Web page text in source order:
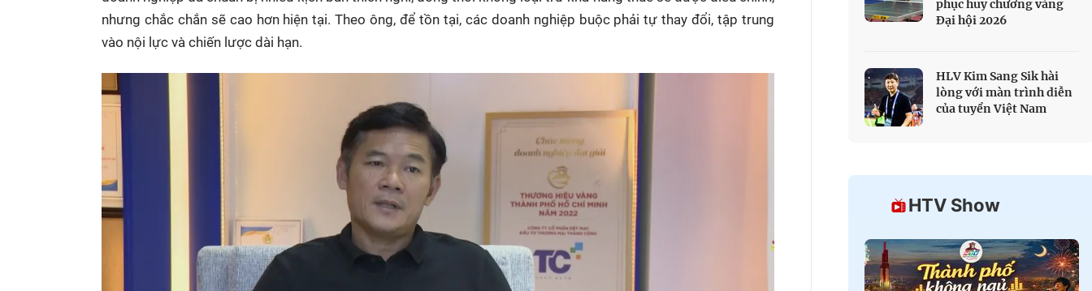
Các show khác
Các chương trình
nhưng chắc chắn sẽ cao hơn hiện tại. Theo ông, để tồn tại, các doanh nghiệp buộc phải tự thay đổi, tập trung
vào nội lực và chiến lược dài hạn.
phục huy chương vàng
Đại hội 2026
HLV Kim Sang Sik hài
lòng với màn trình diễn
của tuyển Việt Nam
HTV Show